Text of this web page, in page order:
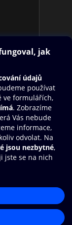
e-knihy a